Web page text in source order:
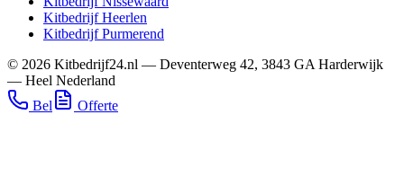
KitbedrijfHeerlen
KitbedrijfPurmerend
© 2026 Kitbedrijf24.nl — Deventerweg 42, 3843 GA Harderwijk
— Heel Nederland
Bel
Offerte